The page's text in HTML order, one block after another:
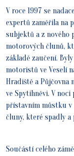
V roce 1997 se
expertů zaměřila na
subjektů a z nového
motorových člunů,
základě zaučení.
motoristů ve Veselí
Hradiště a Půjčovna
ve Spytihněvi. V
přístavním můstku v
čluny, které spadly a
Součástí celého